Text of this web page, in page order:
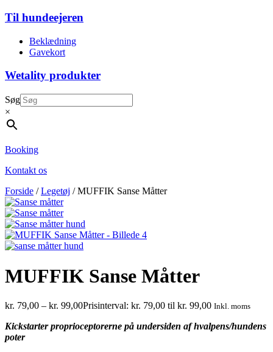
Til hundeejeren
Beklædning
Gavekort
Wetality produkter
Søg
×
Booking
Kontakt os
Forside /Legetøj / MUFFIK Sanse Måtter
MUFFIK Sanse Måtter
kr. 79,00 – kr. 99,00Prisinterval: kr. 79,00 til kr. 99,00 Inkl. moms
Kickstarter proprioceptorerne på undersiden af hvalpens/hundens
poter